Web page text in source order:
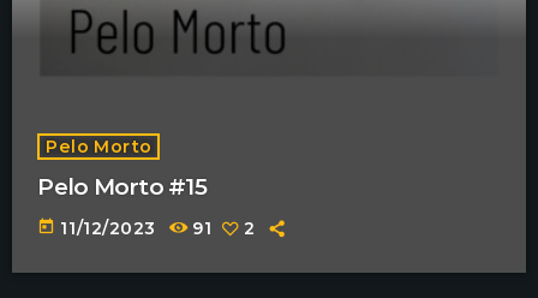
Pelo Morto
Pelo Morto #15
today 11/12/2023 91 2